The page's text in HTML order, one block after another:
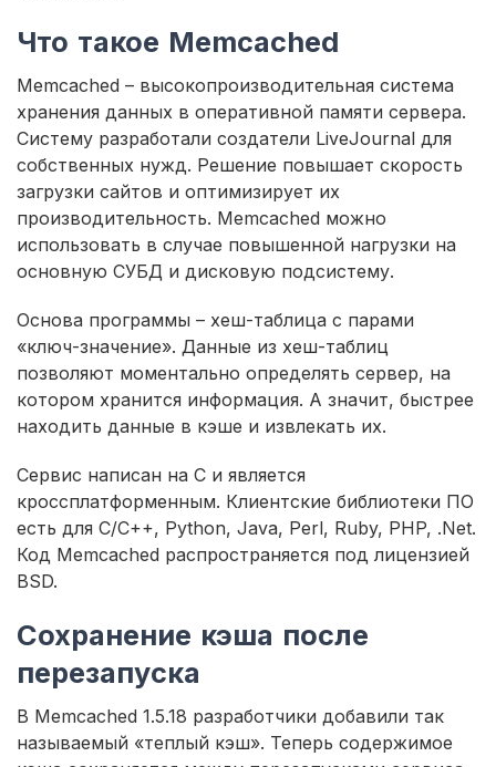
Что такое Memcached
Memcached – высокопроизводительная система
хранения данных в оперативной памяти сервера.
Систему разработали создатели LiveJournal для
собственных нужд. Решение повышает скорость
загрузки сайтов и оптимизирует их
производительность. Memcached можно
использовать в случае повышенной нагрузки на
основную СУБД и дисковую подсистему.
Основа программы – хеш-таблица с парами
«ключ-значение». Данные из хеш-таблиц
позволяют моментально определять сервер, на
котором хранится информация. А значит, быстрее
находить данные в кэше и извлекать их.
Сервис написан на С и является
кроссплатформенным. Клиентские библиотеки ПО
есть для C/C++, Python, Java, Perl, Ruby, PHP, .Net.
Код Memcached распространяется под лицензией
BSD.
Сохранение кэша после
перезапуска
В Memcached 1.5.18 разработчики добавили так
называемый «теплый кэш». Теперь содержимое